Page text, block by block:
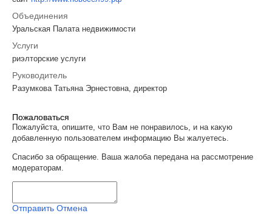
Объединения
Уральская Палата недвижимости
Услуги
риэлторские услуги
Руководитель
Разумкова Татьяна Эрнестовна, директор
Пожаловаться
Пожалуйста, опишите, что Вам не понравилось, и на какую
добавленную пользователем информацию Вы жалуетесь.
Спасибо за обращение. Ваша жалоба передана на рассмотрение
модераторам.
Отправить Отмена